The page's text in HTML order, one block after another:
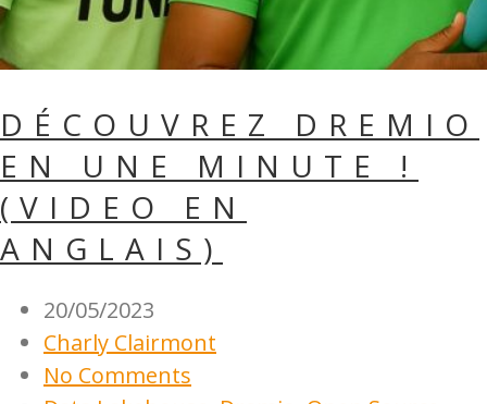
DÉCOUVREZ DREMIO
EN UNE MINUTE !
(VIDEO EN
ANGLAIS)
20/05/2023
Charly Clairmont
No Comments